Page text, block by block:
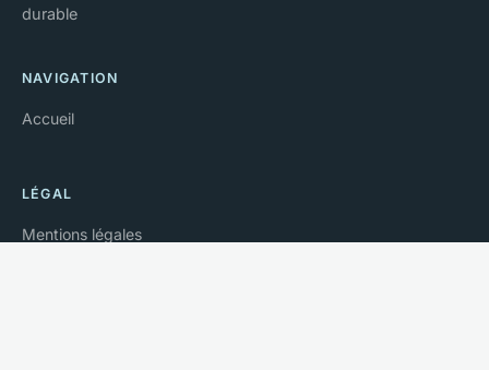
durable
NAVIGATION
Accueil
LÉGAL
Mentions légales